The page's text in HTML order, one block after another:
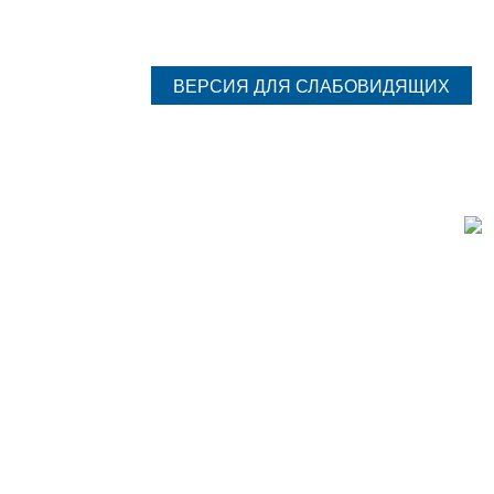
ВЕРСИЯ ДЛЯ СЛАБОВИДЯЩИХ